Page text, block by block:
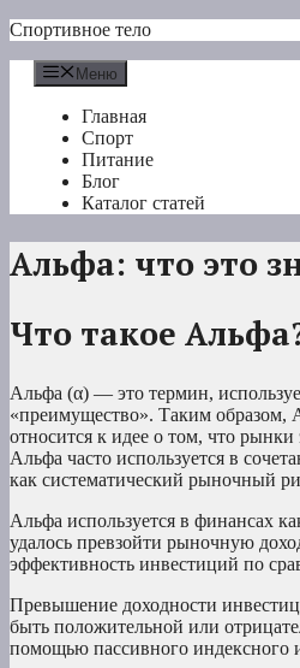
Перейти
содержимому
Спортивное тело
Меню
Главная
Спорт
Питание
Блог
Каталог статей
Альфа: что это
Что такое
Альфа (α) — это термин,
«преимущество». Таким образом,
относится к идее о том, что
Альфа часто используется в
как систематический рыночный
Альфа используется в финансах
удалось превзойти рыночную
эффективность инвестиций по
Превышение доходности
быть положительной или
помощью пассивного индексного